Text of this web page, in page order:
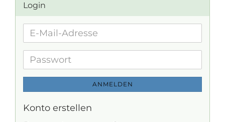
Login
E-
Adresse
Passwort
ANMELDEN
Konto erstellen